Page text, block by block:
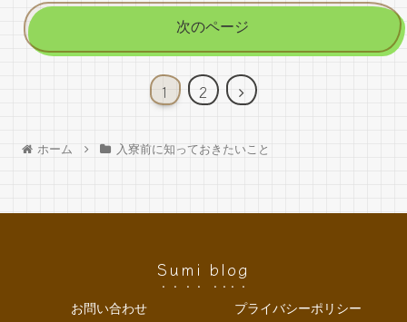
次のページ
1 2
ホーム 入寮前に知っておきたいこと
Sumi blog
お問い合わせ プライバシーポリシー